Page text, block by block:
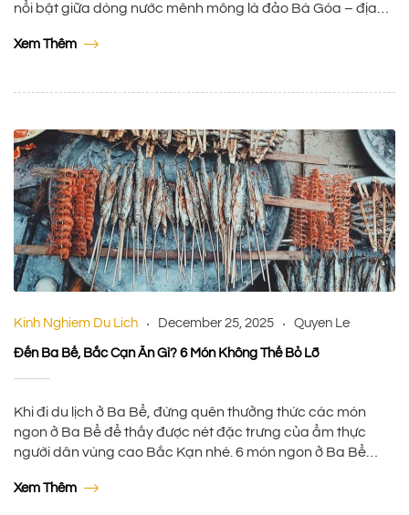
nổi bật giữa dòng nước mênh mông là đảo Bà Góa – địa
Xem Thêm
Kinh Nghiem Du Lich December 25, 2025 Quyen Le
Đến Ba Bể, Bắc Cạn Ăn Gì? 6 Món Không Thể Bỏ Lỡ
Khi đi du lịch ở Ba Bể, đừng quên thưởng thức các món
ngon ở Ba Bể để thấy được nét đặc trưng của ẩm thực
người dân vùng cao Bắc Kạn nhé. 6 món ngon ở Ba Bể
miếng rồi. 1. […]
Xem Thêm